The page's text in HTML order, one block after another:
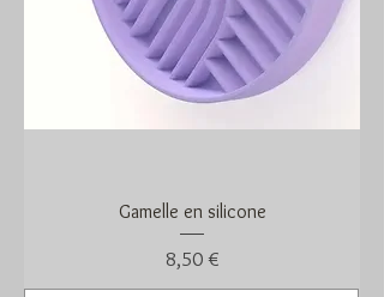
Gamelle en silicone
Prix
8,50 €